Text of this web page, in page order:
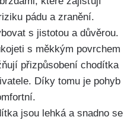
pádu a zranění.
s jistotou a důvěrou.
s měkkým povrchem
přizpůsobení chodítka
Díky tomu je pohyb
jsou lehká a snadno se